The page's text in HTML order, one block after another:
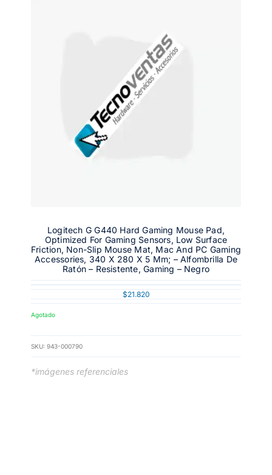
Logitech G G440 Hard Gaming Mouse Pad,
Optimized For Gaming Sensors, Low Surface
Friction, Non-Slip Mouse Mat, Mac And PC Gaming
Accessories, 340 X 280 X 5 Mm; – Alfombrilla De
Ratón – Resistente, Gaming – Negro
$21.820
Agotado
SKU: 943-000790
*imágenes referenciales